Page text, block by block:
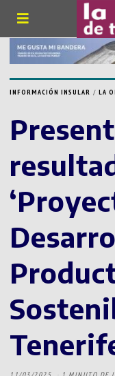
INFORMACIÓN INSULAR / LA